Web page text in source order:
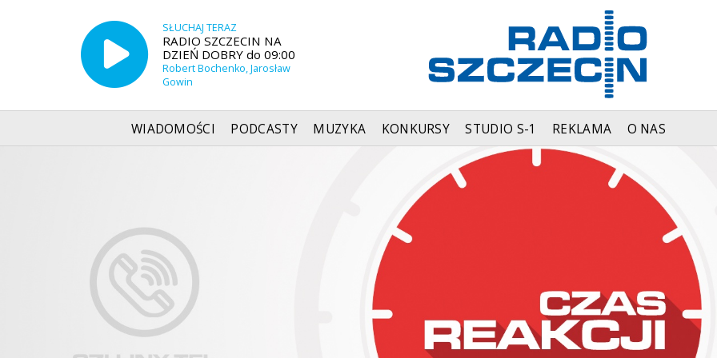
SŁUCHAJ TERAZ
RADIO SZCZECIN NA
DZIEŃ DOBRY do 09:00
Robert Bochenko, Jarosław
Gowin
WIADOMOŚCI PODCASTY MUZYKA KONKURSY STUDIO S-1 REKLAMA O NAS